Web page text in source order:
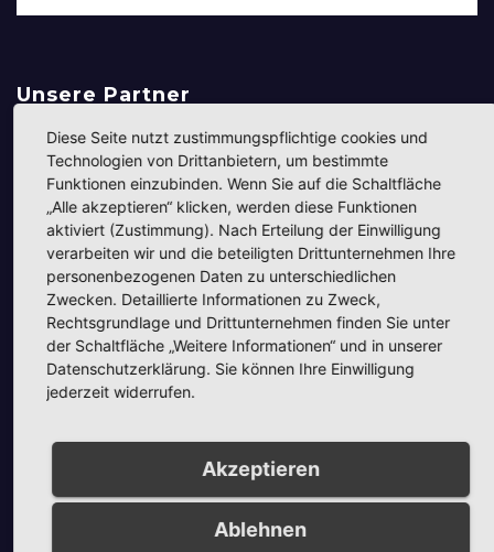
Unsere Partner
Diese Seite nutzt zustimmungspflichtige cookies und
Technologien von Drittanbietern, um bestimmte
Funktionen einzubinden. Wenn Sie auf die Schaltfläche
„Alle akzeptieren“ klicken, werden diese Funktionen
aktiviert (Zustimmung). Nach Erteilung der Einwilligung
verarbeiten wir und die beteiligten Drittunternehmen Ihre
personenbezogenen Daten zu unterschiedlichen
Zwecken. Detaillierte Informationen zu Zweck,
Rechtsgrundlage und Drittunternehmen finden Sie unter
der Schaltfläche „Weitere Informationen“ und in unserer
Datenschutzerklärung. Sie können Ihre Einwilligung
jederzeit widerrufen.
Akzeptieren
Ablehnen